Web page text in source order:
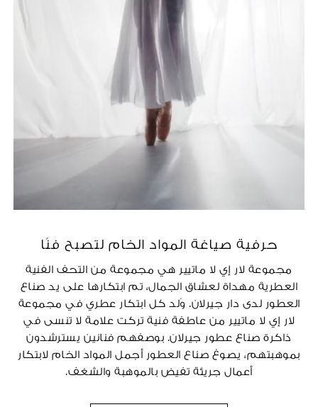
حرفية صياغة المواد الخام لتصبح فنًا
مجموعة لار إي لا ماتيير هي مجموعة من التحف الفنية
العطرية مهداة لعشاق الجمال، تم ابتكارها على يد صناع
العطور لدى دار جيرلان. وُلد كل ابتكار عطري في مجموعة
لار إي لا ماتيير من عاطفة فنية تركت علامة لا تنسى في
ذاكرة صناع عطور جيرلان. بوصفهم فنانين يسترشدون
بموهبتهم، يصوغ صناع العطور أجمل المواد الخام لابتكار
أعمال جريئة تفيض بالموهبة والشغف.